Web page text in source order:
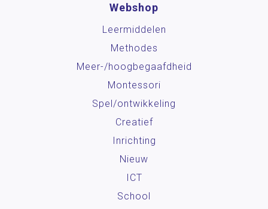
Webshop
Leermiddelen
Methodes
Meer-/hoog­begaafdheid
Montessori
Spel/ontwikkeling
Creatief
Inrichting
Nieuw
ICT
School